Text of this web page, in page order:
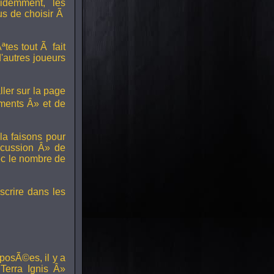
les
de choisir Ã
tout Ã fait
joueurs
sur la page
Â» et de
faisons pour
Â» de
le nombre de
dans les
il y a
Ignis Â»